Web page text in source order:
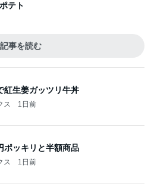
テト
記事を読む
紅生姜ガッツリ牛丼
ス 1日前
ポッキリと半額商品
ス 1日前